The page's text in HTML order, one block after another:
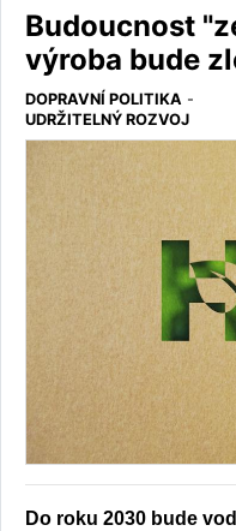
Budoucnost
výroba bude
DOPRAVNÍ POLITIKA -
UDRŽITELNÝ ROZVOJ
Do roku 2030 bude